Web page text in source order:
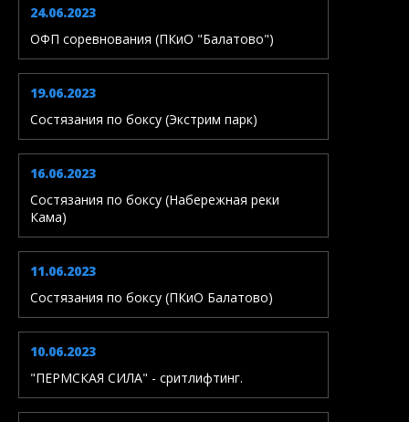
24.06.2023
ОФП соревнования (ПКиО "Балатово")
19.06.2023
Состязания по боксу (Экстрим парк)
16.06.2023
Состязания по боксу (Набережная реки
Кама)
11.06.2023
Состязания по боксу (ПКиО Балатово)
10.06.2023
"ПЕРМСКАЯ СИЛА" - сритлифтинг.